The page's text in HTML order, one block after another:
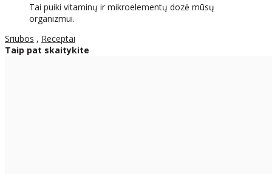
Tai puiki vitaminų ir mikroelementų dozė mūsų
organizmui.
Sriubos , Receptai
Taip pat skaitykite